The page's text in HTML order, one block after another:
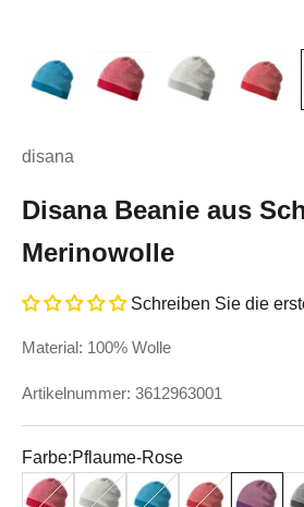
disana
Disana Beanie aus
Merinowolle
Schreiben Sie die
Material: 100% Wolle
Artikelnummer: 3612963001
Farbe:Pflaume-Rose
Rot
Grau-NaturBlau-NaturRot-RosePflaume-